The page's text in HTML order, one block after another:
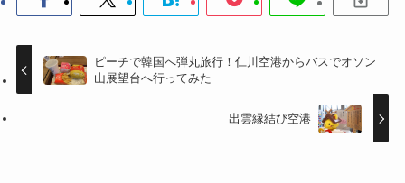
ピーチで韓国へ弾丸旅行！仁川空港からバスでオソン
山展望台へ行ってみた
出雲縁結び空港